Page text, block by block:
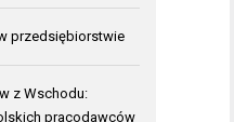
przedsiębiorstwie
z Wschodu:
pracodawców